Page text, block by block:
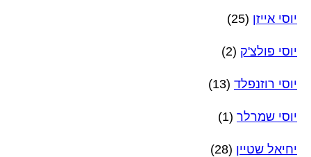
יוסי אייזן (25)
יוסי פולצ'ק (2)
יוסי רוזנפלד (13)
יוסי שמרלר (1)
יחיאל שטיין (28)